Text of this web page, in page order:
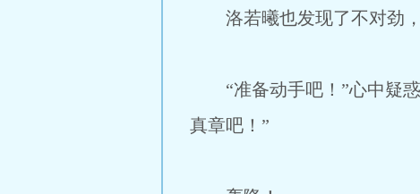
洛若曦也发现了不对劲，
“准备动手吧！”心中疑惑
真章吧！”